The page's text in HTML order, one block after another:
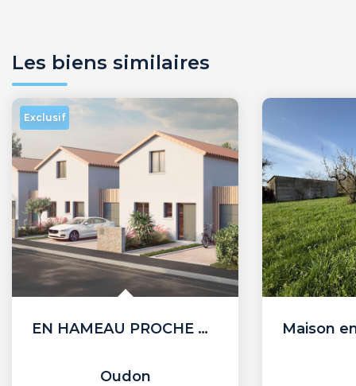
Les biens similaires
Exclusif
EN HAMEAU PROCHE BOURG
Oudon